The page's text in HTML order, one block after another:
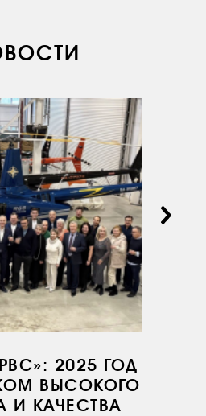
2025 ГОД
ВЫСОКОГО
И КАЧЕСТВА